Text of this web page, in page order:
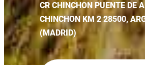
CR CHINCHON PUENTE DE
CHINCHON KM 2 28500,
(MADRID)